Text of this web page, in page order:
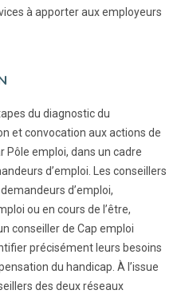
à apporter aux employeurs
du diagnostic du
et convocation aux actions de
Pôle emploi, dans un cadre
d’emploi. Les conseillers
d’emploi,
ou en cours de l’être,
conseiller de Cap emploi
précisément leurs besoins
du handicap. À l’issue
des deux réseaux